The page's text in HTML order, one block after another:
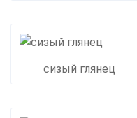
сизый глянец